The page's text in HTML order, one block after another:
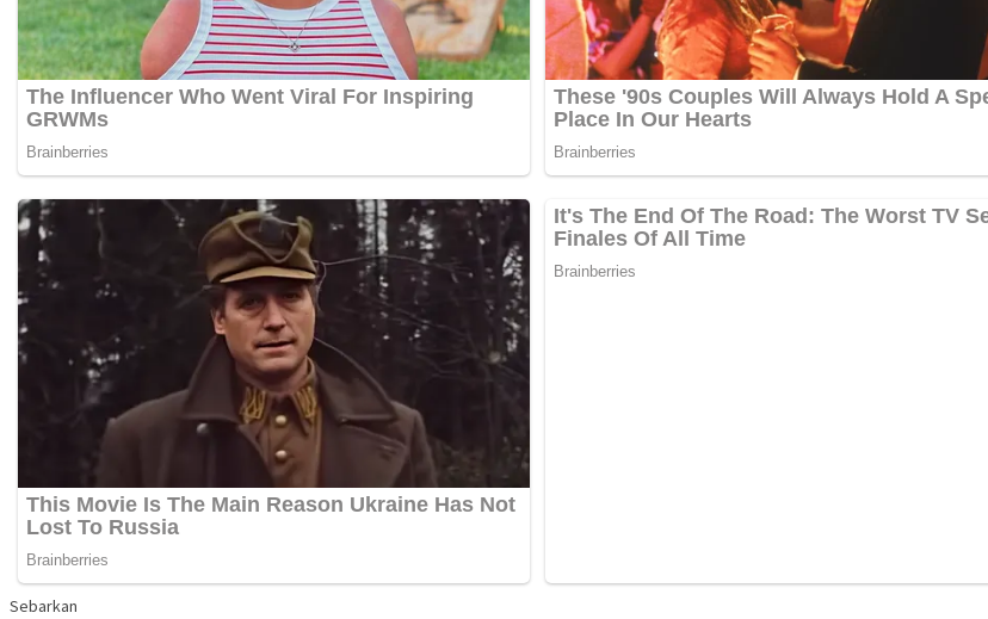
Sebarkan